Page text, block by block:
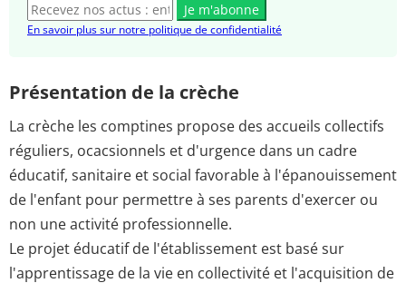
Je m'abonne
En savoir plus sur notre politique de confidentialité
Présentation de la crèche
La crèche les comptines propose des accueils collectifs
réguliers, ocacsionnels et d'urgence dans un cadre
éducatif, sanitaire et social favorable à l'épanouissement
de l'enfant pour permettre à ses parents d'exercer ou
non une activité professionnelle.
Le projet éducatif de l'établissement est basé sur
l'apprentissage de la vie en collectivité et l'acquisition de